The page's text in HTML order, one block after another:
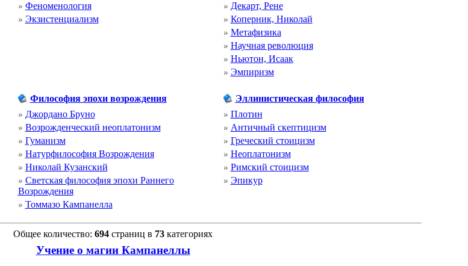
Феноменология
Экзистенциализм
Декарт, Рене
Коперник, Николай
Метафизика
Научная революция
Ньютон, Исаак
Эмпиризм
Философия эпохи возрождения
Джордано Бруно
Возрожденческий неоплатонизм
Гуманизм
Натурфилософия Возрождения
Николай Кузанский
Светская философия эпохи Раннего
Возрождения
Томмазо Кампанелла
Эллинистическая философия
Плотин
Античный скептицизм
Греческий стоицизм
Неоплатонизм
Римский стоицизм
Эпикур
Общее количество: 694 страниц в 73 категориях
Учение о магии Кампанеллы